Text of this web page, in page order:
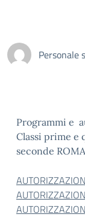
Personale
Programmi e
Classi prime e
seconde